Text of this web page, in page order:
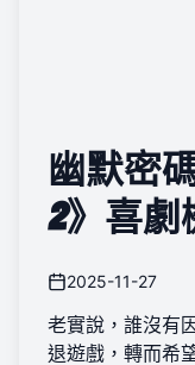
幽默密
2》喜劇
2025-11-27
老實說，誰沒有
退遊戲，轉而希